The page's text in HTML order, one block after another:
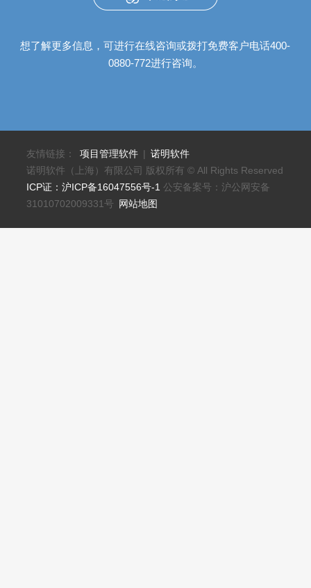
想了解更多信息，可进行在线咨询或拨打免费客户电话400-
0880-772进行咨询。
友情链接： 项目管理软件 | 诺明软件
诺明软件（上海）有限公司 版权所有 © All Rights Reserved
ICP证：沪ICP备16047556号-1 公安备案号：沪公网安备
31010702009331号 网站地图